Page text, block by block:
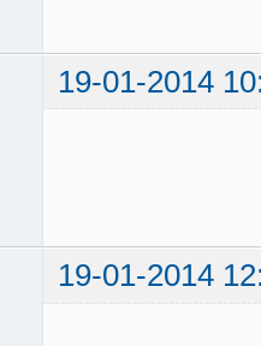
19-01-2014
19-01-2014